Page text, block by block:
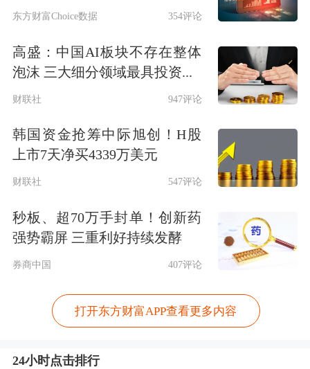
得到提高；与此同时，配套募资为企业
产负债表，充分发挥资本市场功能。
“重组+募资”注入活力
根据重组草案，陆家嘴此次拟以发行股
份方式购买上海陆家嘴(集团)有限公司
公司100%股权、上海东袤置业有限公
司30%股权，拟以支付现金方式购买上
海前滩国际商务区投资(集团)有限公司
持有的上海耀龙投资有限公司60%股
东方财富Choice数据 354评论
高盛：中国AI板块不存在整体
泡沫 三大细分领域最具投资...
财联社 947评论
韩国资金抢筹中际旭创！H股
上市7天净买4339万美元
财联社 547评论
秒板、超70万手封单！创新药
强势霸屏 三重利好持续发酵
券商中国 407评论
打开东方财富APP查看更多内容
24小时点击排行